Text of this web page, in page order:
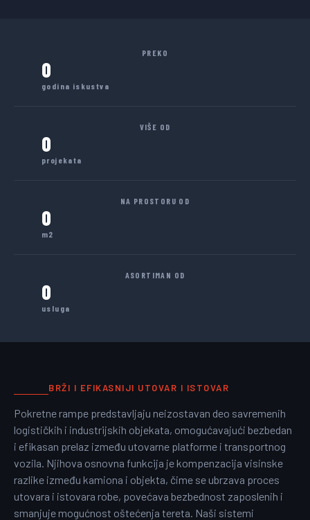
PREKO
0
godina iskustva
VIŠE OD
0
projekata
NA PROSTORU OD
0
m2
ASORTIMAN OD
0
usluga
BRŽI I EFIKASNIJI UTOVAR I ISTOVAR
Pokretne rampe predstavljaju neizostavan deo savremenih
logističkih i industrijskih objekata, omogućavajući bezbedan
i efikasan prelaz između utovarne platforme i transportnog
vozila. Njihova osnovna funkcija je kompenzacija visinske
razlike između kamiona i objekta, čime se ubrzava proces
utovara i istovara robe, povećava bezbednost zaposlenih i
smanjuje mogućnost oštećenja tereta. Naši sistemi